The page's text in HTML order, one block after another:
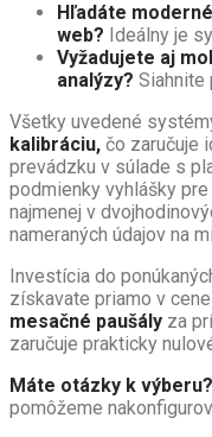
Hľadáte
web? Ideálny je
Vyžadujete aj
analýzy? Siahnite
Všetky uvedené
kalibráciu, čo zaručuje
prevádzku v súlade s
podmienky vyhlášky
najmenej v
nameraných údajov na
Investícia do
získavate priamo v
mesačné paušály za
zaručuje prakticky
Máte otázky k výberu?
pomôžeme